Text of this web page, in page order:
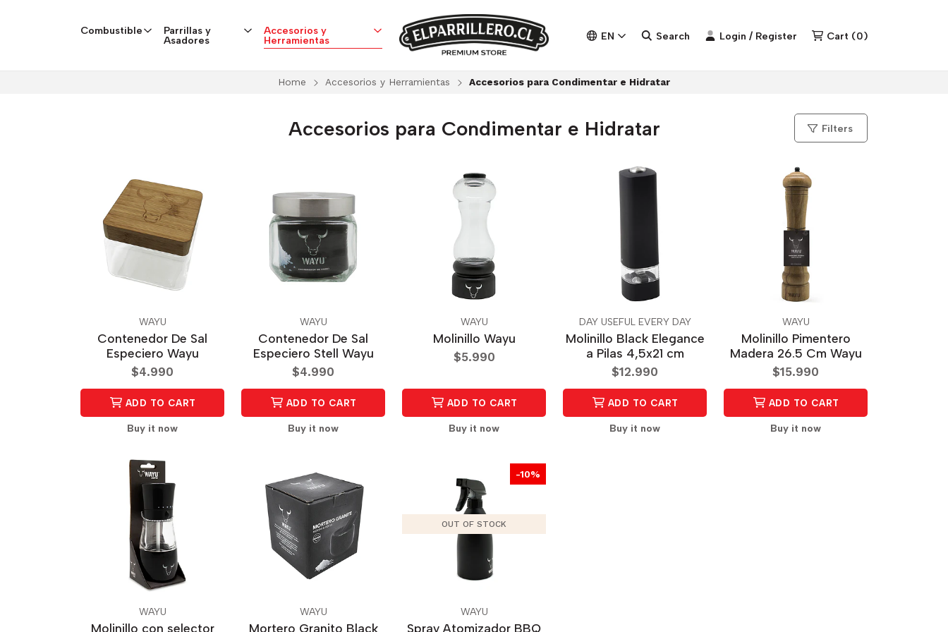
Combustible Parrillas y
Asadores
Accesorios y
Herramientas EN Search Login / Register Cart (0)
Home Accesorios y Herramientas Accesorios para Condimentar e Hidratar
Accesorios para Condimentar e Hidratar Filters
WAYU
Contenedor De Sal
Especiero Wayu
$4.990
ADD TO CART
Buy it now
WAYU
Contenedor De Sal
Especiero Stell Wayu
$4.990
ADD TO CART
Buy it now
WAYU
Molinillo Wayu
$5.990
ADD TO CART
Buy it now
DAY USEFUL EVERY DAY
Molinillo Black Elegance
a Pilas 4,5x21 cm
$12.990
ADD TO CART
Buy it now
WAYU
Molinillo Pimentero
Madera 26.5 Cm Wayu
$15.990
ADD TO CART
Buy it now
WAYU
Molinillo con selector
WAYU
Mortero Granito Black
-10%
OUT OF STOCK
WAYU
Spray Atomizador BBQ